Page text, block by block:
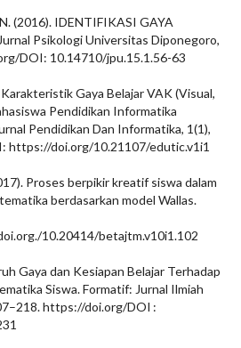
(2016). IDENTIFIKASI GAYA
Psikologi Universitas Diponegoro,
DOI: 10.14710/jpu.15.1.56-63
Gaya Belajar VAK (Visual,
Pendidikan Informatika
Pendidikan Dan Informatika, 1(1),
https://doi.org/10.21107/edutic.v1i1
Proses berpikir kreatif siswa dalam
berdasarkan model Wallas.
10.20414/betajtm.v10i1.102
Gaya dan Kesiapan Belajar Terhadap
Siswa. Formatif: Jurnal Ilmiah
https://doi.org/DOI :